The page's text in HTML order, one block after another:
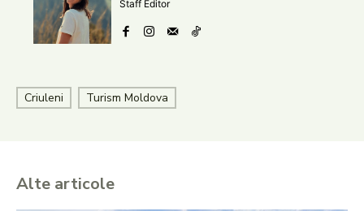
Staff Editor
Criuleni Turism Moldova
Alte articole